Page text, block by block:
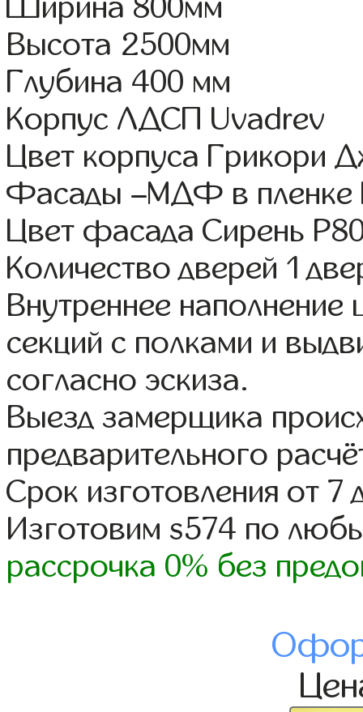
Ширина 800мм
Высота 2500мм
Глубина 400 мм
Корпус ЛДСП Uvadrev
Цвет корпуса Грикори
Фасады –МДФ в пленке
Цвет фасада Сирень
Количество дверей 1
Внутреннее
секций с полками и
согласно эскиза.
Выезд замерщика
предварительного
Срок изготовления от 7
Изготовим s574 по
рассрочка 0% без